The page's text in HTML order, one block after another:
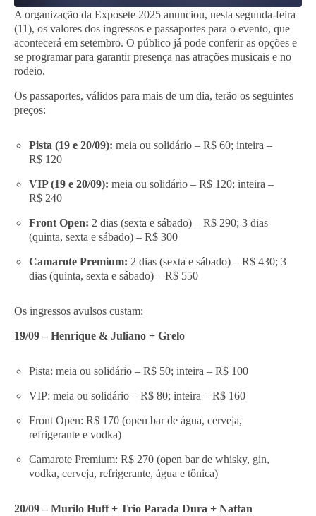
A organização da Exposete 2025 anunciou, nesta segunda-feira
(11), os valores dos ingressos e passaportes para o evento, que
acontecerá em setembro. O público já pode conferir as opções e
se programar para garantir presença nas atrações musicais e no
rodeio.
Os passaportes, válidos para mais de um dia, terão os seguintes
preços:
Pista (19 e 20/09): meia ou solidário – R$ 60; inteira –
R$ 120
VIP (19 e 20/09): meia ou solidário – R$ 120; inteira –
R$ 240
Front Open: 2 dias (sexta e sábado) – R$ 290; 3 dias
(quinta, sexta e sábado) – R$ 300
Camarote Premium: 2 dias (sexta e sábado) – R$ 430; 3
dias (quinta, sexta e sábado) – R$ 550
Os ingressos avulsos custam:
19/09 – Henrique & Juliano + Grelo
Pista: meia ou solidário – R$ 50; inteira – R$ 100
VIP: meia ou solidário – R$ 80; inteira – R$ 160
Front Open: R$ 170 (open bar de água, cerveja,
refrigerante e vodka)
Camarote Premium: R$ 270 (open bar de whisky, gin,
vodka, cerveja, refrigerante, água e tônica)
20/09 – Murilo Huff + Trio Parada Dura + Nattan